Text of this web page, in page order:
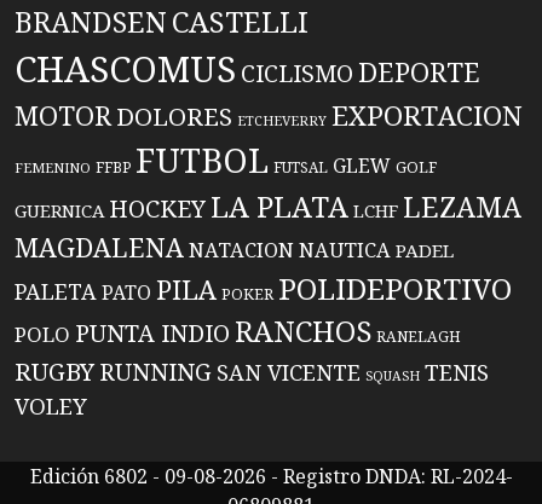
BRANDSENCASTELLI
CHASCOMUS CICLISMO DEPORTE
MOTORDOLORES ETCHEVERRY EXPORTACION
FEMENINO FFBP FUTBOL FUTSAL GLEW GOLF
GUERNICA HOCKEYLA PLATA LCHF LEZAMA
MAGDALENANATACIONNAUTICA PADEL
PALETAPATO PILA POKER POLIDEPORTIVO
POLO PUNTA INDIO RANCHOS RANELAGH
RUGBYRUNNING SAN VICENTE SQUASH TENIS
VOLEY
Edición 6802 - 09-08-2026 - Registro DNDA: RL-2024-